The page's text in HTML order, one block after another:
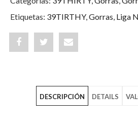
Etiquetas: 39TIRTHY,Gorras, Liga
Share
Cartagena
Post
de
Share
Cartagena
DESCRIPCIÓN DETAILS